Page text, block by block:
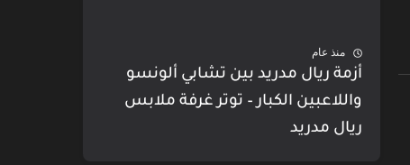
منذ عام
أزمة ريال مدريد بين تشابي ألونسو
واللاعبين الكبار – توتر غرفة ملابس
ريال مدريد